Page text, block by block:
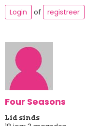
Login
of registreer
Four Seasons
Lid sinds